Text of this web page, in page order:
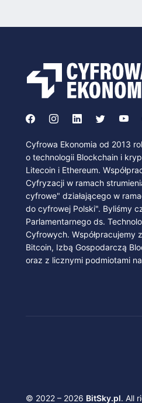
Cyfrowa Ekonomia od 2013
o technologii Blockchain i
Litecoin i Ethereum.
Cyfryzacji w ramach
cyfrowe" działającego w
do cyfrowej Polski". Byliśmy
Parlamentarnego ds.
Cyfrowych. Współpracujemy
Bitcoin, Izbą Gospodarczą
oraz z licznymi podmiotami
© 2022 – 2026 BitSky.pl. All